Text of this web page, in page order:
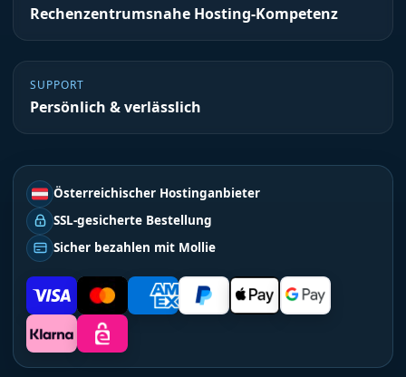
Rechenzentrumsnahe Hosting-Kompetenz
SUPPORT
Persönlich & verlässlich
Österreichischer Hostinganbieter
SSL-gesicherte Bestellung
Sicher bezahlen mit Mollie